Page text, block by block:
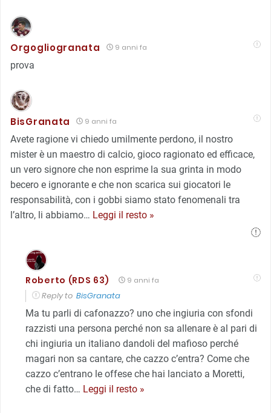
Orgogliogranata 9 anni fa
prova
BisGranata 9 anni fa
Avete ragione vi chiedo umilmente perdono, il nostro
mister è un maestro di calcio, gioco ragionato ed efficace,
un vero signore che non esprime la sua grinta in modo
becero e ignorante e che non scarica sui giocatori le
responsabilità, con i gobbi siamo stato fenomenali tra
l’altro, li abbiamo… Leggi il resto »
Roberto (RDS 63) 9 anni fa
Reply to BisGranata
Ma tu parli di cafonazzo? uno che ingiuria con sfondi
razzisti una persona perché non sa allenare è al pari di
chi ingiuria un italiano dandoli del mafioso perché
magari non sa cantare, che cazzo c’entra? Come che
cazzo c’entrano le offese che hai lanciato a Moretti,
che di fatto… Leggi il resto »